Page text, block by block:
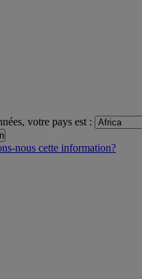
votre pays est :
nous cette information?